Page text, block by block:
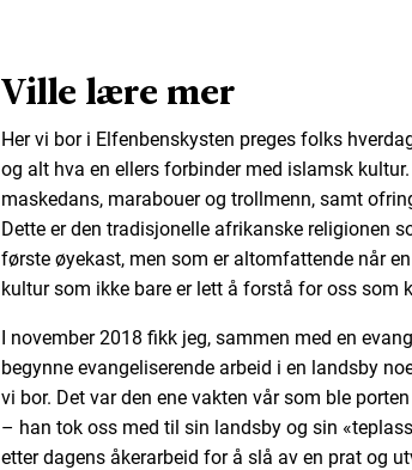
Ville lære mer
Her vi bor i Elfenbenskysten preges folks
og alt hva en ellers forbinder med islamsk
maskedans, marabouer og trollmenn, samt
Dette er den tradisjonelle afrikanske religionen
første øyekast, men som er altomfattende når
kultur som ikke bare er lett å forstå for oss som
I november 2018 fikk jeg, sammen med en
begynne evangeliserende arbeid i en landsby
vi bor. Det var den ene vakten vår som ble
– han tok oss med til sin landsby og sin
etter dagens åkerarbeid for å slå av en prat og